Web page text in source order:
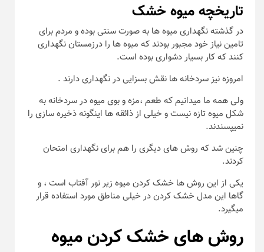
تاریخچه میوه خشک
در گذشته نگهداری میوه ها به صورت سنتی بوده و مردم برای
تامین نیاز خود مجبور بودند که میوه ها را درزمستان نگهداری
کنند که کار بسیار دشواری بوده است.
امروزه نیز سردخانه ها نقش بسزایی در نگهداری دارند .
ولی همه ما میدانیم که طعم ،مزه و بوی میوه در سردخانه به
شکل میوه تازه نیست و خیلی از ذائقه ها اینگونه ذخیره سازی را
نمیپسندند.
چنین شد که روش های دیگری را هم برای نگهداری امتحان
کردند.
یکی از این روش ها خشک کردن میوه زیر نور آفتاب است ، و
گاها این مدل خشک کردن در خیلی مناطق مورد استفاده قرار
میگیرد.
روش های خشک کردن میوه